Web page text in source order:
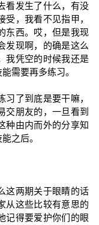
看发生了什么，有没
，我看不见指甲，
东西。哎，但是我现
发现啊，的确是这么
我凭空的时候我还是
需要再多练习。
了到底是要干嘛，
交朋友的，一旦看到
种由内而外的分享知
之后。
这两期关于眼睛的话
从这些比较有意思的
记得要爱护你们的眼